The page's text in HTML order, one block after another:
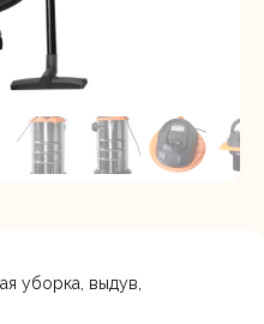
уборка, выдув,